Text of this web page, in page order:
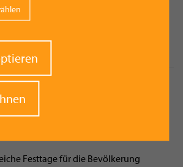
schön, Vorchdorf!
am9. Juli 2024 - 6:46
Festtage für die Bevölkerung